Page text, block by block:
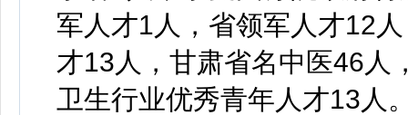
军人才1人，省领军人才12
才13人，甘肃省名中医46人
卫生行业优秀青年人才13人